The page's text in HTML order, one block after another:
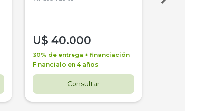
U$ 40.000
30% de entrega + financiación
Financialo en 4 años
Consultar